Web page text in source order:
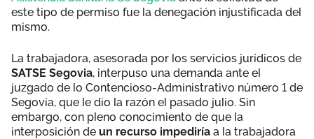
este tipo de permiso fue la denegación injustificada del
mismo.
La trabajadora, asesorada por los servicios jurídicos de
SATSE Segovia, interpuso una demanda ante el
juzgado de lo Contencioso-Administrativo número 1 de
Segovia, que le dio la razón el pasado julio. Sin
embargo, con pleno conocimiento de que la
interposición de un recurso impediría a la trabajadora